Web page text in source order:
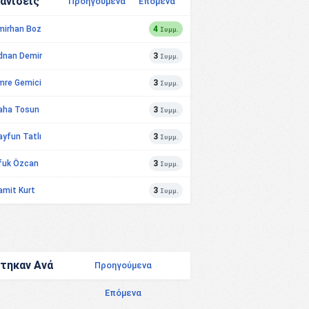
Boz 4 Συμμ.
Demir 3 Συμμ.
Gemici 3 Συμμ.
Tosun 3 Συμμ.
Tatlı 3 Συμμ.
Özcan 3 Συμμ.
Kurt 3 Συμμ.
Ανά Προηγούμενα
Επόμενα